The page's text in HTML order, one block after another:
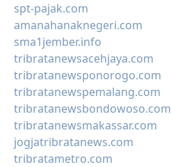
spt-pajak.com
amanahanaknegeri.com
sma1jember.info
tribratanewsacehjaya.com
tribratanewsponorogo.com
tribratanewspemalang.com
tribratanewsbondowoso.com
tribratanewsmakassar.com
jogjatribratanews.com
tribratametro.com